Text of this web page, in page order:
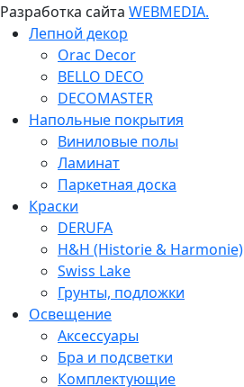
Разработка сайта WEBMEDIA.
Лепной декор
Orac Decor
BELLO DECO
DECOMASTER
Напольные покрытия
Виниловые полы
Ламинат
Паркетная доска
Краски
DERUFA
H&H (Historie & Harmonie)
Swiss Lake
Грунты, подложки
Освещение
Аксессуары
Бра и подсветки
Комплектующие